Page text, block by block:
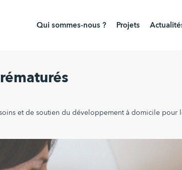
Qui sommes-nous ? Projets
et de soutien du développement à domicile pour